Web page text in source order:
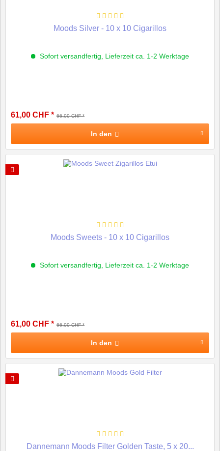
Moods Silver - 10 x 10 Cigarillos
Sofort versandfertig, Lieferzeit ca. 1-2 Werktage
66,00 CHF *
61,00 CHF *
In den
Moods Sweets - 10 x 10 Cigarillos
Sofort versandfertig, Lieferzeit ca. 1-2 Werktage
66,00 CHF *
61,00 CHF *
In den
Dannemann Moods Filter Golden Taste, 5 x 20...